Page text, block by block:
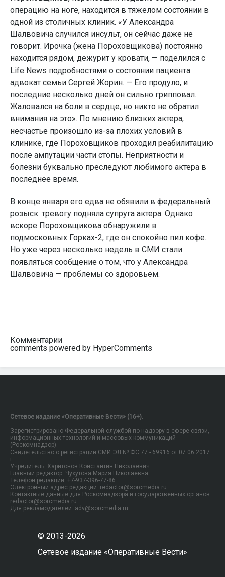
операцию на ноге, находится в тяжелом состоянии в
одной из столичных клиник. «У Александра
Шалвовича случился инсульт, он сейчас даже не
говорит. Ирочка (жена Пороховщикова) постоянно
находится рядом, дежурит у кровати, — поделился с
Life News подробностями о состоянии пациента
адвокат семьи Сергей Жорин. — Его продуло, и
последние несколько дней он сильно грипповал.
Жаловался на боли в сердце, но никто не обратил
внимания на это». По мнению близких актера,
несчастье произошло из-за плохих условий в
клинике, где Пороховщиков проходил реабилитацию
после ампутации части стопы. Неприятности и
болезни буквально преследуют любимого актера в
последнее время.
В конце января его едва не обявили в федеральный
розыск: тревогу подняла супруга актера. Однако
вскоре Пороховщикова обнаружили в
подмосковных Горках-2, где он спокойно пил кофе.
Но уже через несколько недель в СМИ стали
появляться сообщение о том, что у Александра
Шалвовича — проблемы со здоровьем.
Комментарии
comments powered by HyperComments
Сетевое издание «Оперативные Вести» (16+).
Зарегистрировано Федеральной службой по надзору в сфере связи,
информационных технологий и массовых коммуникаций
(Роскомнадзор).
Свидетельство о регистрации СМИ ЭЛ № ФС 77 - 69916 от 07.06.2017
г.
Учредитель: Харитонов Константин Николаевич.
Главный редактор: Чухутова Мария Николаевна.
Телефон редакции: +7-937-396-77-86
Электронный адрес редакции: redactor@sorcmedia.ru
Контактные данные для Роскомнадзора и государственных органов:
redactor@sorcmedia.ru
Для рекламодателей: adv@sorcmedia.ru
© 2013-2026
Сетевое издание «Оперативные Вести»